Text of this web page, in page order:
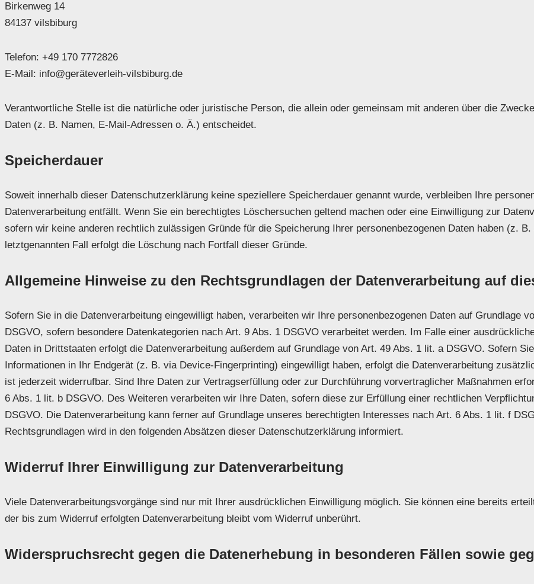
Birkenweg 14
84137 vilsbiburg
Telefon: +49 170 7772826
E-Mail: info@geräteverleih-vilsbiburg.de
Verantwortliche Stelle ist die natürliche oder juristische Person, die allein oder gemeinsam mit anderen über die
Daten (z. B. Namen, E-Mail-Adressen o. Ä.) entscheidet.
Speicherdauer
Soweit innerhalb dieser Datenschutzerklärung keine speziellere Speicherdauer genannt wurde, verbleiben Ihre
Datenverarbeitung entfällt. Wenn Sie ein berechtigtes Löschersuchen geltend machen oder eine Einwilligung zur
sofern wir keine anderen rechtlich zulässigen Gründe für die Speicherung Ihrer personenbezogenen Daten haben (z.
letztgenannten Fall erfolgt die Löschung nach Fortfall dieser Gründe.
Allgemeine Hinweise zu den Rechtsgrundlagen der Datenverarbeitung auf
Sofern Sie in die Datenverarbeitung eingewilligt haben, verarbeiten wir Ihre personenbezogenen Daten auf Grundlage
DSGVO, sofern besondere Datenkategorien nach Art. 9 Abs. 1 DSGVO verarbeitet werden. Im Falle einer
Daten in Drittstaaten erfolgt die Datenverarbeitung außerdem auf Grundlage von Art. 49 Abs. 1 lit. a DSGVO. Sofern
Informationen in Ihr Endgerät (z. B. via Device-Fingerprinting) eingewilligt haben, erfolgt die Datenverarbeitung
ist jederzeit widerrufbar. Sind Ihre Daten zur Vertragserfüllung oder zur Durchführung vorvertraglicher Maßnahmen
6 Abs. 1 lit. b DSGVO. Des Weiteren verarbeiten wir Ihre Daten, sofern diese zur Erfüllung einer rechtlichen
DSGVO. Die Datenverarbeitung kann ferner auf Grundlage unseres berechtigten Interesses nach Art. 6 Abs. 1 lit. f
Rechtsgrundlagen wird in den folgenden Absätzen dieser Datenschutzerklärung informiert.
Widerruf Ihrer Einwilligung zur Datenverarbeitung
Viele Datenverarbeitungsvorgänge sind nur mit Ihrer ausdrücklichen Einwilligung möglich. Sie können eine bereits
der bis zum Widerruf erfolgten Datenverarbeitung bleibt vom Widerruf unberührt.
Widerspruchsrecht gegen die Datenerhebung in besonderen Fällen sowie